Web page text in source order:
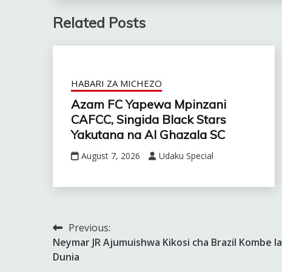
Related Posts
HABARI ZA MICHEZO
Azam FC Yapewa Mpinzani
CAFCC, Singida Black Stars
Yakutana na Al Ghazala SC
August 7, 2026 Udaku Special
Post
navigation
Previous:
Neymar JR Ajumuishwa Kikosi cha Brazil Kombe la
Dunia